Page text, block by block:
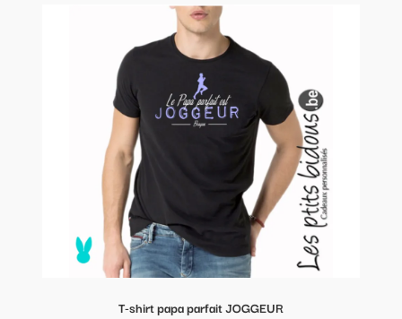
T-shirt papa parfait JOGGEUR